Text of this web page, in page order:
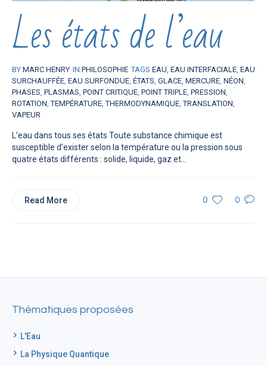
Les états de l’eau
BY MARC HENRY IN PHILOSOPHIE TAGS EAU EAU INTERFACIALE EAU
SURCHAUFFÉE EAU SURFONDUE ÉTATS GLACE MERCURE NÉON
PHASES PLASMAS POINT CRITIQUE POINT TRIPLE PRESSION
ROTATION ,TEMPÉRATURE ,THERMODYNAMIQUE ,TRANSLATION
VAPEUR
L’eau dans tous ses états Toute substance chimique est
susceptible d’exister selon la température ou la pression sous
quatre états différents : solide, liquide, gaz et...
0 0
Read More
Thématiques proposées
L'Eau
La Physique Quantique